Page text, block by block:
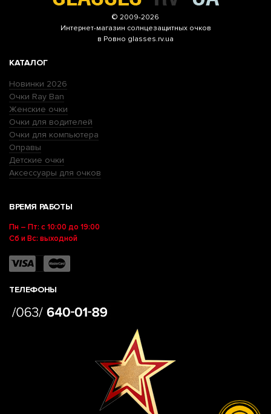
© 2009-2026
Интернет-магазин солнцезащитных очков
в Ровно glasses.rv.ua
КАТАЛОГ
Новинки 2026
Очки Ray Ban
Женские очки
Очки для водителей
Очки для компьютера
Оправы
Детские очки
Аксессуары для очков
ВРЕМЯ РАБОТЫ
Пн – Пт: с 10:00 до 19:00
Сб и Вс: выходной
ТЕЛЕФОНЫ